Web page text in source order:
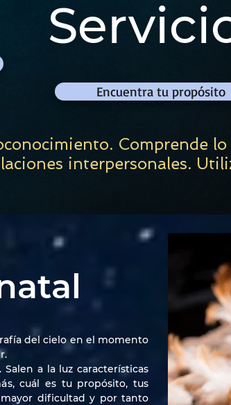
Encuentra tu propósito
Comprende
interpersonales.
del cielo en el momento
a la luz características
cuál es tu propósito, tus
mayor dificultad y por tanto